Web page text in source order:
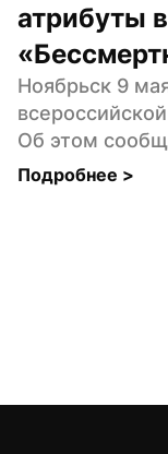
атрибуты
Ноябрьск 9
Об этом
Подробнее >